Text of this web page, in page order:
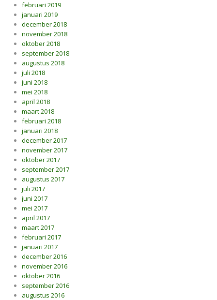
februari 2019
januari 2019
december 2018
november 2018
oktober 2018
september 2018
augustus 2018
juli 2018
juni 2018
mei 2018
april 2018
maart 2018
februari 2018
januari 2018
december 2017
november 2017
oktober 2017
september 2017
augustus 2017
juli 2017
juni 2017
mei 2017
april 2017
maart 2017
februari 2017
januari 2017
december 2016
november 2016
oktober 2016
september 2016
augustus 2016